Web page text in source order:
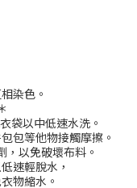
染色。
袋以中低速水洗。
包等他物接觸摩擦。
，以免破壞布料。
速輕脫水，
物縮水。